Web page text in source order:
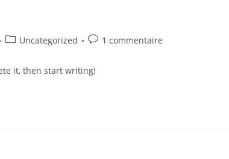
PostUncategorized
Commentaires
la
publication :
1 commentaire
it, then start writing!